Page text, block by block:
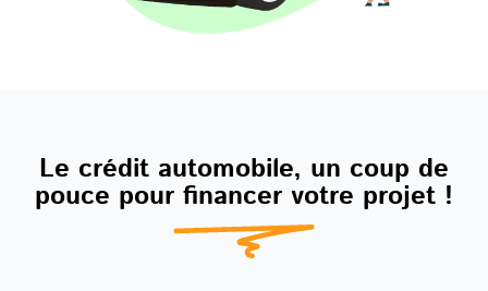
Le crédit automobile, un coup de
pouce pour financer votre projet !